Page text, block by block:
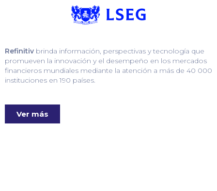
Refinitiv brinda información, perspectivas y tecnología que
promueven la innovación y el desempeño en los mercados
financieros mundiales mediante la atención a más de 40 000
instituciones en 190 países.
Ver más